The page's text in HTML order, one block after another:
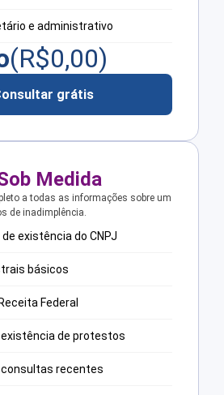
e administrativo
(R$0,00)
grátis
Medida
a todas as informações sobre um
de inadimplência.
existência do CNPJ
básicos
Federal
existência de protestos
consultas recentes